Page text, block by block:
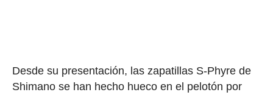
Desde su presentación, las zapatillas S-Phyre de
Shimano se han hecho hueco en el pelotón por